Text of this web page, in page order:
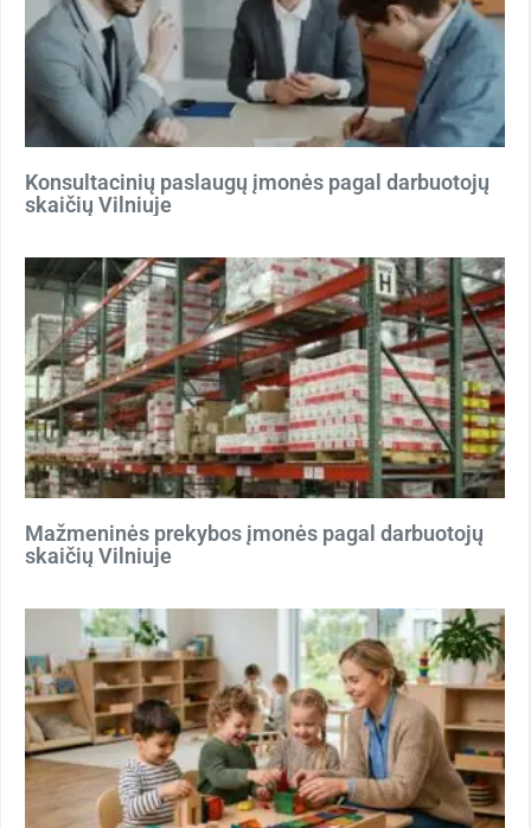
Konsultacinių paslaugų įmonės pagal darbuotojų
skaičių Vilniuje
Mažmeninės prekybos įmonės pagal darbuotojų
skaičių Vilniuje